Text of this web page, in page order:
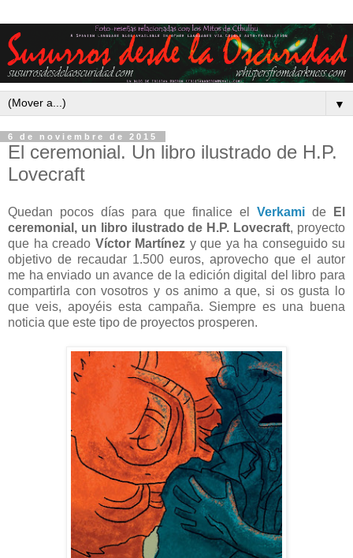
▼
6 de noviembre de 2015
El ceremonial. Un libro ilustrado de H.P.
Lovecraft
Quedan pocos días para que finalice el Verkami de
El
ceremonial, un libro ilustrado de H.P. Lovecraft, proyecto
que ha creado Víctor Martínez y que ya ha conseguido su
objetivo de recaudar 1.500 euros, aprovecho que el autor
me ha enviado un avance de la edición digital del libro para
compartirla con vosotros y os animo a que, si os gusta lo
que veis, apoyéis esta campaña. Siempre es una buena
noticia que este tipo de proyectos prosperen.